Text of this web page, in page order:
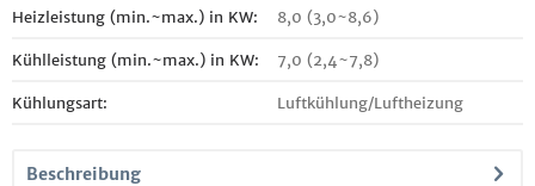
Heizleistung (min.~max.) in KW: 8,0 (3,0~8,6)
Kühlleistung (min.~max.) in KW: 7,0 (2,4~7,8)
Kühlungsart: Luftkühlung/Luftheizung
Beschreibung